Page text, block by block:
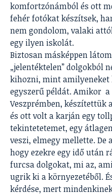
komfortzónámból és ott
fehér fotókat készítsek,
nem gondolom, valaki
egy ilyen iskolát.
Biztosan másképpen
„jelentéktelen” dolgokból
kihozni, mint amilyeneket
egyszerű példát. Amikor
Veszprémben, készítettük
és ott volt a karján egy
tekintetetemet, egy
veszi, elmegy mellette.
hogy ezekre egy idő után
furcsa dolgokat, mi az,
ugrik ki a környezetéből.
kérdése, mert